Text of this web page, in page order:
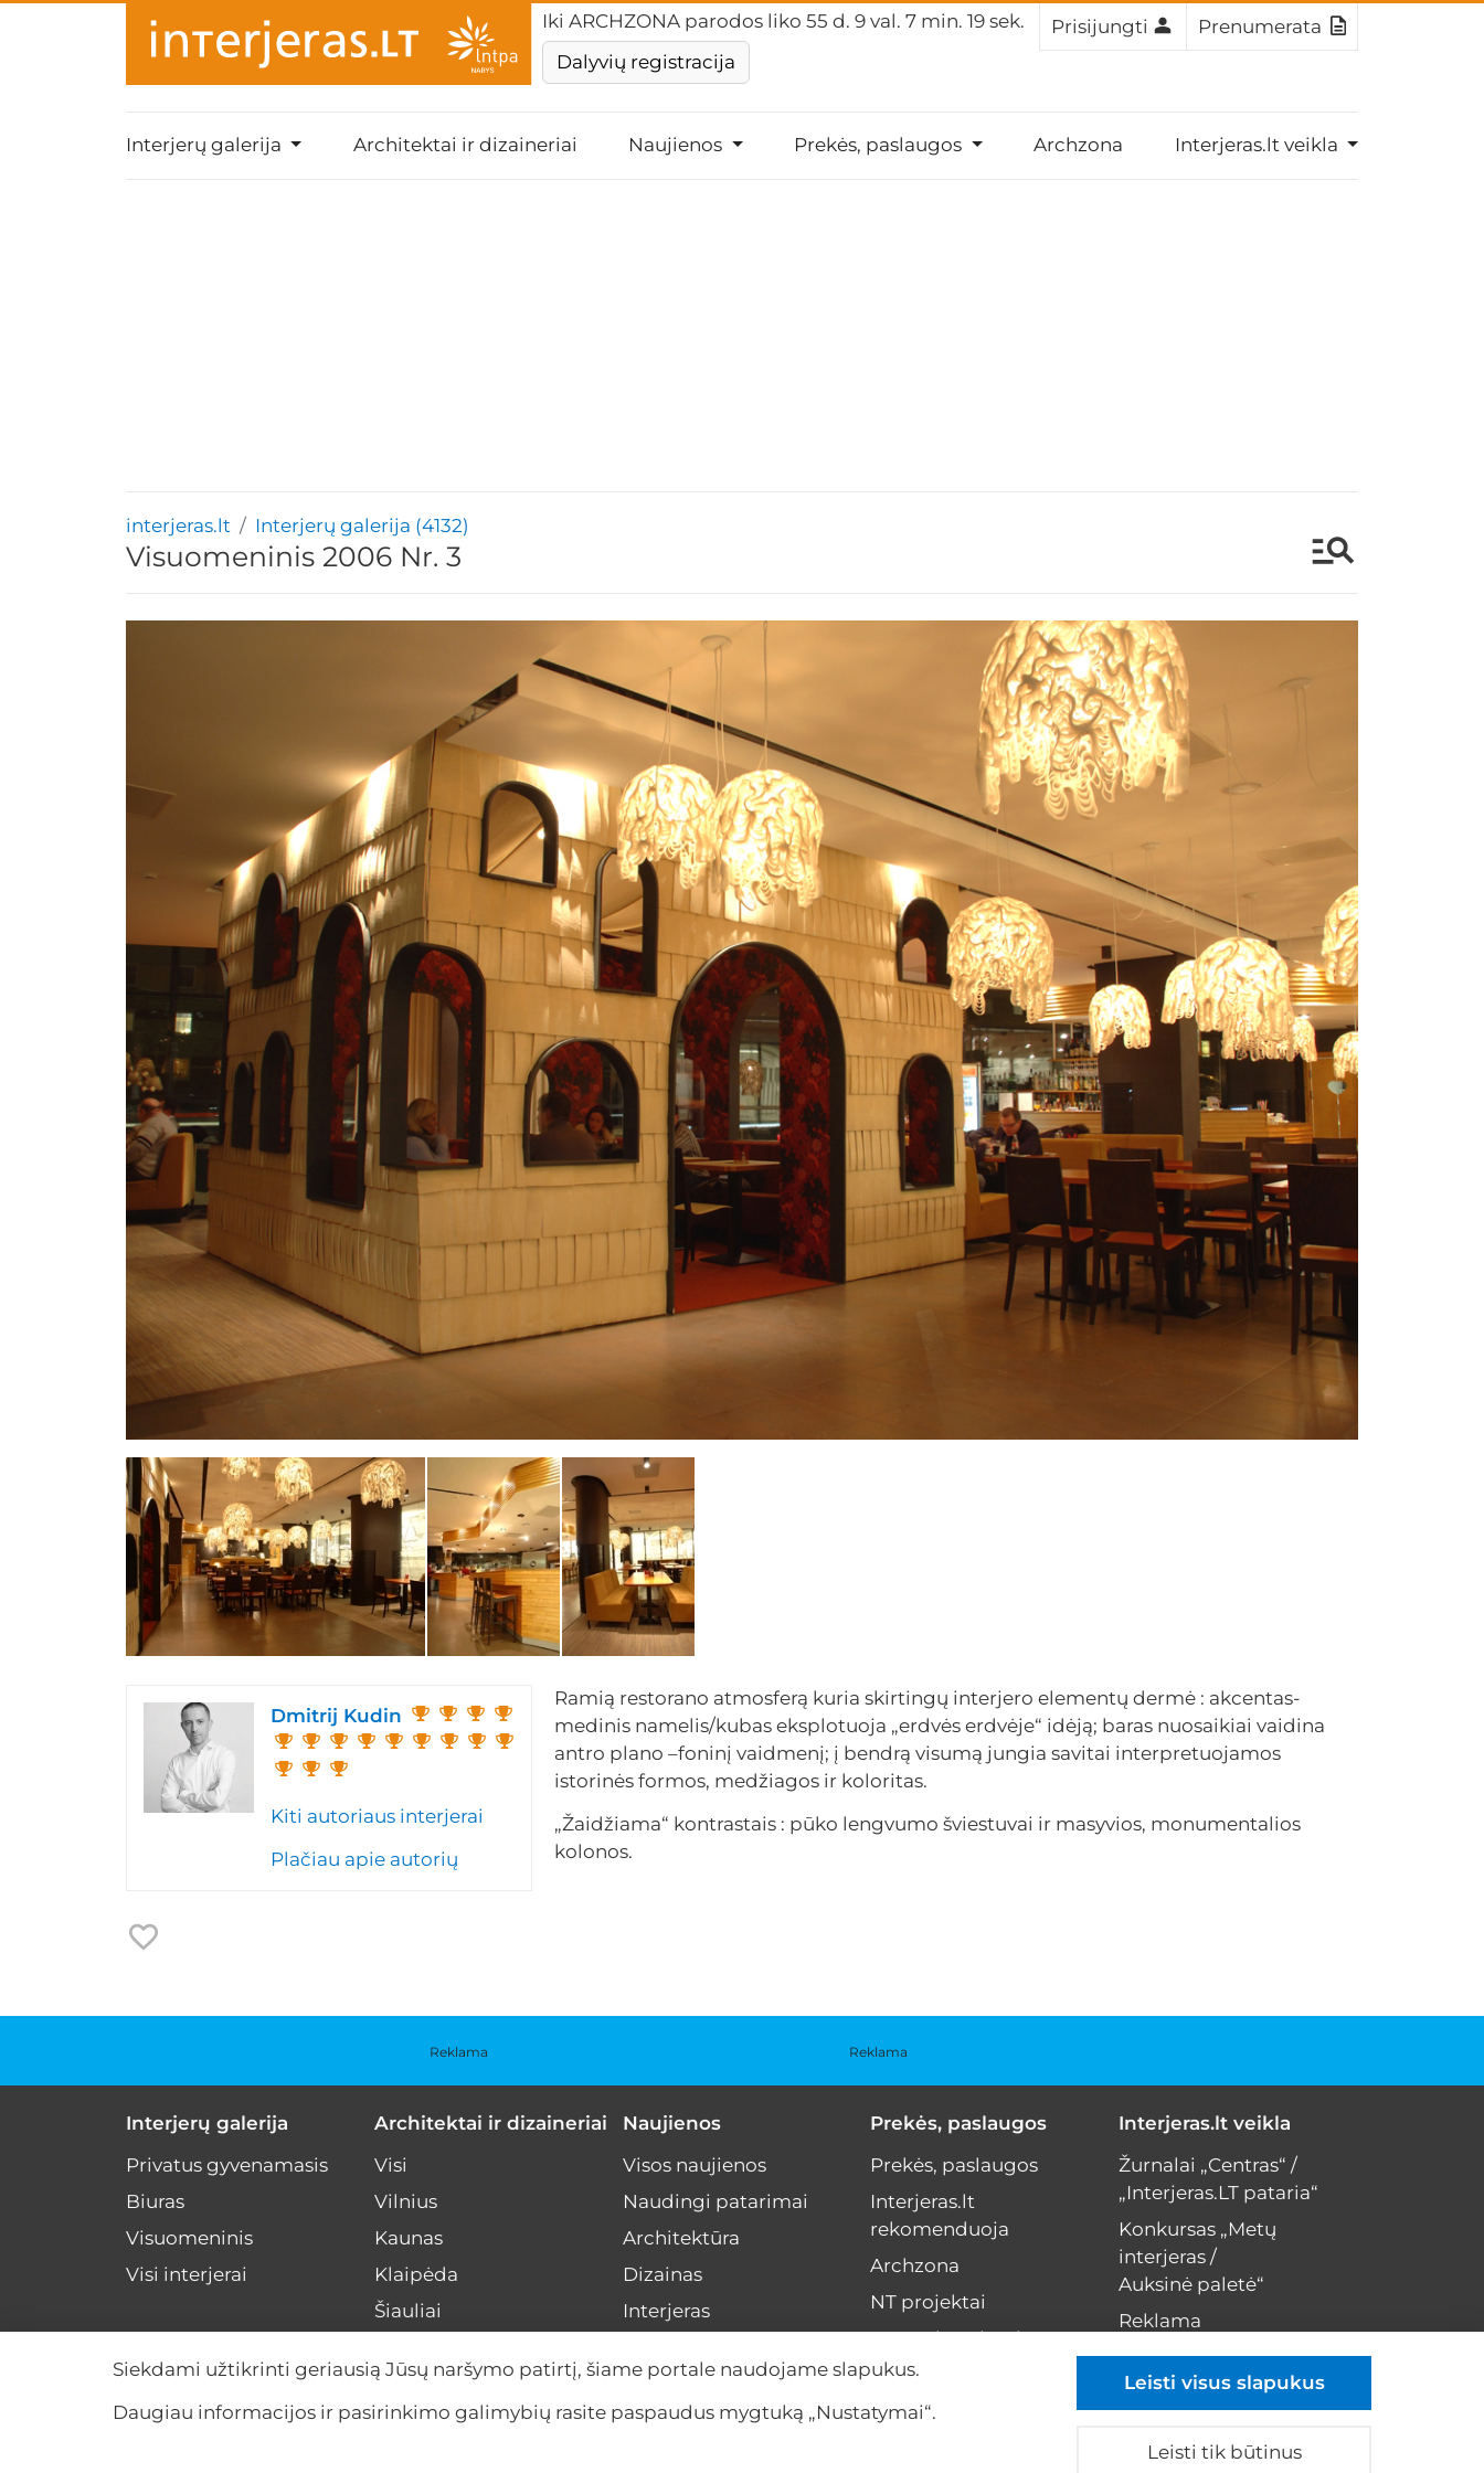
Iki ARCHZONA parodos liko 55 d. 9 val. 7 min. 18 sek.
Dalyvių registracija
Prisijungti Prenumerata
Interjerų galerija Architektai ir dizaineriai Naujienos Prekės, paslaugos Archzona Interjeras.lt veikla
interjeras.lt Interjerų galerija (4132)
Visuomeninis 2006 Nr. 3
Dmitrij Kudin
Kiti autoriaus interjerai
Plačiau apie autorių
Ramią restorano atmosferą kuria skirtingų interjero elementų dermė : akcentas-
medinis namelis/kubas eksplotuoja „erdvės erdvėje“ idėją; baras nuosaikiai vaidina
antro plano –foninį vaidmenį; į bendrą visumą jungia savitai interpretuojamos
istorinės formos, medžiagos ir koloritas.
„Žaidžiama“ kontrastais : pūko lengvumo šviestuvai ir masyvios, monumentalios
kolonos.
Reklama Reklama
Interjerų galerija
Privatus gyvenamasis
Biuras
Visuomeninis
Visi interjerai
Architektai ir dizaineriai
Visi
Vilnius
Kaunas
Klaipėda
Šiauliai
Visa Lietuva
Naujienos
Visos naujienos
Naudingi patarimai
Architektūra
Dizainas
Interjeras
Interviu
Įvykiai
Prekės, paslaugos
Prekės, paslaugos
Interjeras.lt
rekomenduoja
Archzona
NT projektai
Menas interjerui
Interjeras.lt veikla
Žurnalai „Centras“ /
„Interjeras.LT pataria“
Konkursas „Metų
interjeras /
Auksinė paletė“
Reklama
Kontaktai
Siekdami užtikrinti geriausią Jūsų naršymo patirtį, šiame portale naudojame slapukus.
Daugiau informacijos ir pasirinkimo galimybių rasite paspaudus mygtuką „Nustatymai“.
Leisti visus slapukus
Leisti tik būtinus